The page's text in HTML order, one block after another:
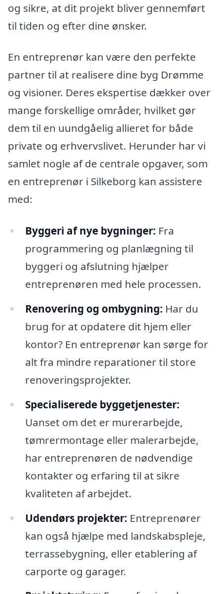
og sikre, at dit projekt bliver gennemført
til tiden og efter dine ønsker.
En entreprenør kan være den perfekte
partner til at realisere dine byg Drømme
og visioner. Deres ekspertise dækker over
mange forskellige områder, hvilket gør
dem til en uundgåelig allieret for både
private og erhvervslivet. Herunder har vi
samlet nogle af de centrale opgaver, som
en entreprenør i Silkeborg kan assistere
med:
Byggeri af nye bygninger: Fra
programmering og planlægning til
byggeri og afslutning hjælper
entreprenøren med hele processen.
Renovering og ombygning: Har du
brug for at opdatere dit hjem eller
kontor? En entreprenør kan sørge for
alt fra mindre reparationer til store
renoveringsprojekter.
Specialiserede byggetjenester:
Uanset om det er murerarbejde,
tømrermontage eller malerarbejde,
har entreprenøren de nødvendige
kontakter og erfaring til at sikre
kvaliteten af arbejdet.
Udendørs projekter: Entreprenører
kan også hjælpe med landskabspleje,
terrassebygning, eller etablering af
carporte og garager.